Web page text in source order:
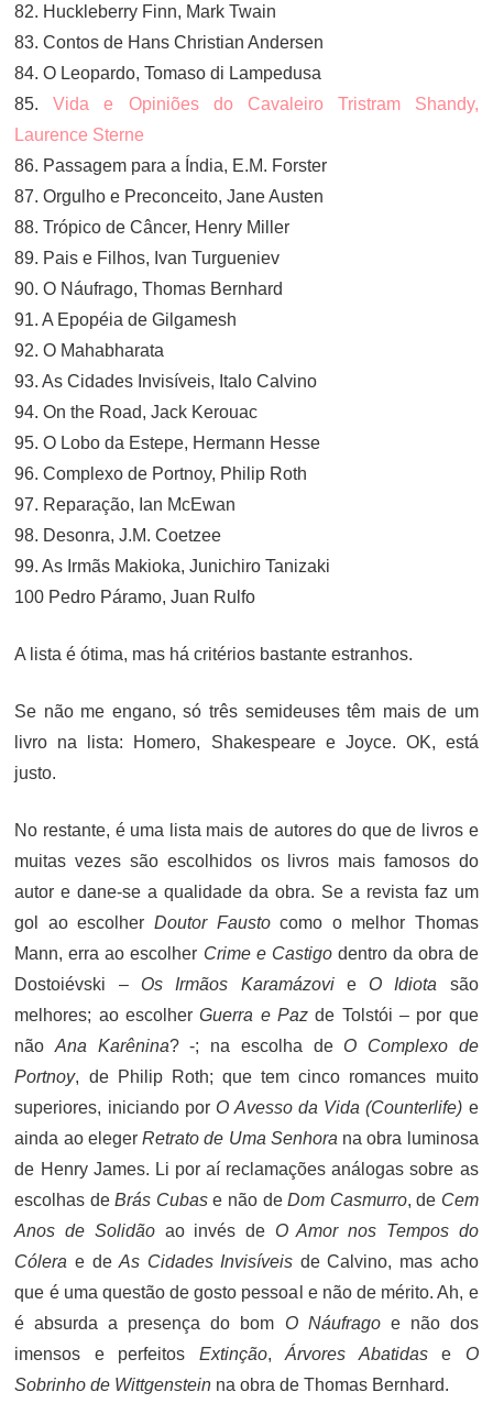
82. Huckleberry Finn, Mark Twain
83. Contos de Hans Christian Andersen
84. O Leopardo, Tomaso di Lampedusa
85.Vida e Opiniões do Cavaleiro Tristram Shandy,
Laurence Sterne
86. Passagem para a Índia, E.M. Forster
87. Orgulho e Preconceito, Jane Austen
88. Trópico de Câncer, Henry Miller
89. Pais e Filhos, Ivan Turgueniev
90. O Náufrago, Thomas Bernhard
91. A Epopéia de Gilgamesh
92. O Mahabharata
93. As Cidades Invisíveis, Italo Calvino
94. On the Road, Jack Kerouac
95. O Lobo da Estepe, Hermann Hesse
96. Complexo de Portnoy, Philip Roth
97. Reparação, Ian McEwan
98. Desonra, J.M. Coetzee
99. As Irmãs Makioka, Junichiro Tanizaki
100 Pedro Páramo, Juan Rulfo
A lista é ótima, mas há critérios bastante estranhos.
Se não me engano, só três semideuses têm mais de um
livro na lista: Homero, Shakespeare e Joyce. OK, está
justo.
No restante, é uma lista mais de autores do que de livros e
muitas vezes são escolhidos os livros mais famosos do
autor e dane-se a qualidade da obra. Se a revista faz um
gol ao escolher Doutor Faustocomo o melhor Thomas
Mann, erra ao escolher Crime e Castigo dentro da obra de
Dostoiévski – Os Irmãos Karamázovi e O Idiota são
melhores; ao escolherGuerra e Paz de Tolstói – por que
nãoAna Karênina? -; na escolha de O Complexo de
Portnoy, de Philip Roth; que tem cinco romances muito
superiores, iniciando por O Avesso da Vida (Counterlife) e
ainda ao elegerRetrato de Uma Senhora na obra luminosa
de Henry James. Li por aí reclamações análogas sobre as
escolhas deBrás Cubase não deDom Casmurro, de Cem
Anos de Solidãoao invés de O Amor nos Tempos do
Cólera e deAs Cidades Invisíveis de Calvino, mas acho
que é uma questão de gosto pessoal e não de mérito. Ah, e
é absurda a presença do bom O Náufragoe não dos
imensos e perfeitos Extinção,Árvores Abatidase O
Sobrinho de Wittgenstein na obra de Thomas Bernhard.